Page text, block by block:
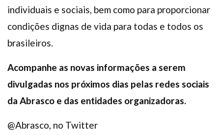
individuais e sociais, bem como para proporcionar
condições dignas de vida para todas e todos os
brasileiros.
Acompanhe as novas informações a serem
divulgadas nos próximos dias pelas redes sociais
da Abrasco e das entidades organizadoras.
@Abrasco, no Twitter